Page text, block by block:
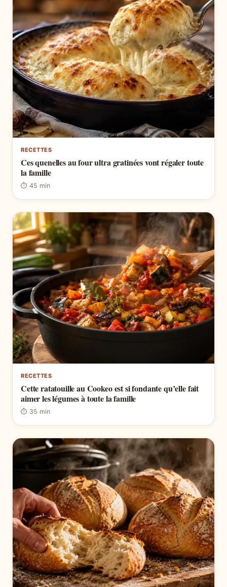
RECETTES
Ces quenelles au four ultra gratinées vont régaler toute
la famille
⏱ 45 min
RECETTES
Cette ratatouille au Cookeo est si fondante qu’elle fait
aimer les légumes à toute la famille
⏱ 35 min